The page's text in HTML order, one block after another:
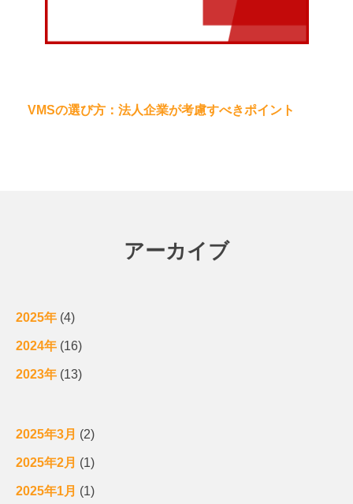
VMSの選び方：法人企業が考慮すべきポイント
アーカイブ
2025年 (4)
2024年 (16)
2023年 (13)
2025年3月 (2)
2025年2月 (1)
2025年1月 (1)